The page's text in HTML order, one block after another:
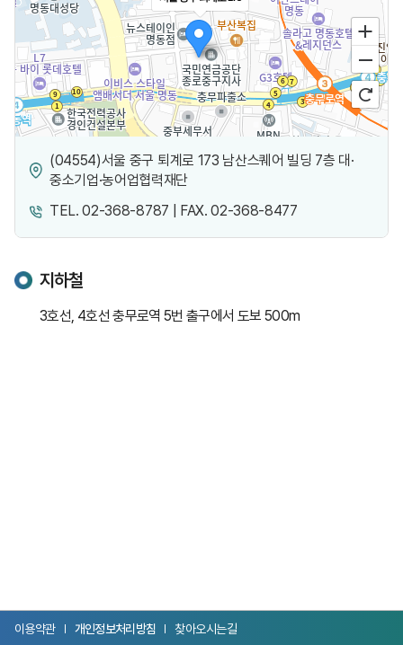
(04554)서울 중구 퇴계로 173 남산스퀘어 빌딩 7층 대·
중소기업·농어업협력재단
TEL. 02-368-8787 | FAX. 02-368-8477
지하철
3호선, 4호선 충무로역 5번 출구에서 도보 500m
이용약관 개인정보처리방침 찾아오시는길